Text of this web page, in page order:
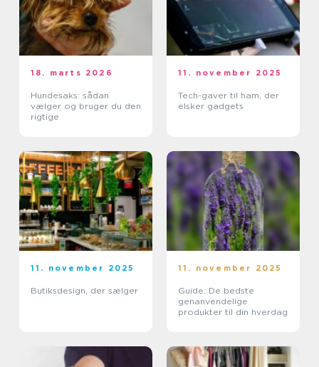
18. marts 2026
Hundesaks: sådan
vælger og bruger du den
rigtige
11. november 2025
Tech-gaver til ham, der
elsker gadgets
11. november 2025
Butiksdesign, der sælger
11. november 2025
Guide: De bedste
genanvendelige
produkter til din hverdag